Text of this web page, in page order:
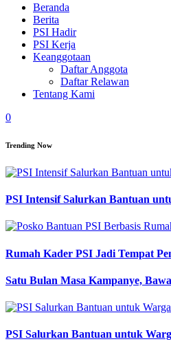
Beranda
Berita
PSI Hadir
PSI Kerja
Keanggotaan
Daftar Anggota
Daftar Relawan
Tentang Kami
0
Trending Now
PSI Intensif Salurkan Bantuan
Rumah Kader PSI Jadi Tempat
Satu Bulan Masa Kampanye,
PSI Salurkan Bantuan untuk